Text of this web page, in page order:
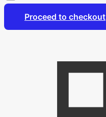
Proceed to checkout